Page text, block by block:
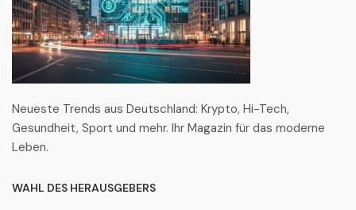
Neueste Trends aus Deutschland: Krypto, Hi-Tech,
Gesundheit, Sport und mehr. Ihr Magazin für das moderne
Leben.
WAHL DES HERAUSGEBERS